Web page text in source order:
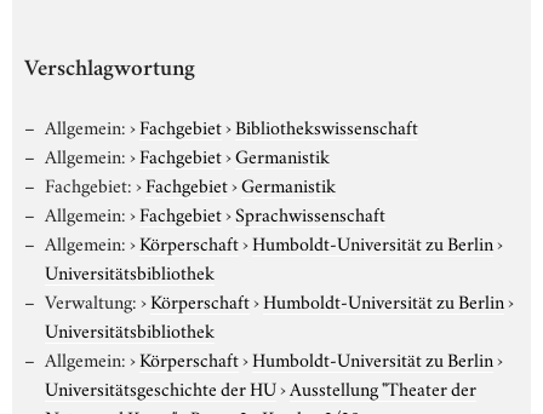
Verschlagwortung
Allgemein:›Fachgebiet›Bibliothekswissenschaft
Allgemein:›Fachgebiet›Germanistik
Fachgebiet:›Fachgebiet›Germanistik
Allgemein:›Fachgebiet›Sprachwissenschaft
Allgemein:›Körperschaft›Humboldt-Universität zu Berlin›
Universitätsbibliothek
Verwaltung:›Körperschaft›Humboldt-Universität zu Berlin›
Universitätsbibliothek
Allgemein:›Körperschaft›Humboldt-Universität zu Berlin›
Universitätsgeschichte der HU›Ausstellung "Theater der